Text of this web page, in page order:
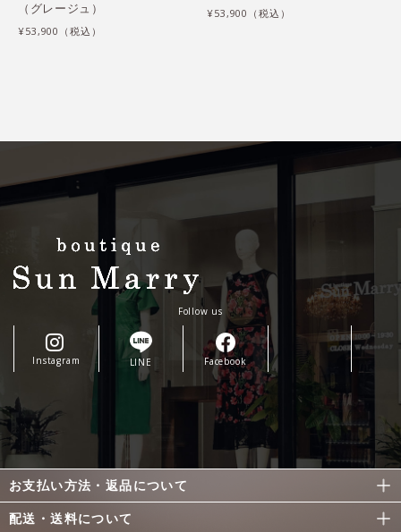
（グレージュ）
¥53,900
¥53,900
Follow us
Instagram LINE Facebook
お支払い方法・返品について
配送・送料について